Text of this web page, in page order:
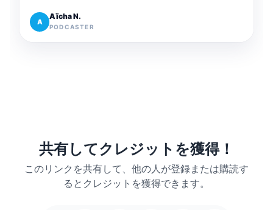
A
Aïcha N.
PODCASTER
共有してクレジットを獲得！
このリンクを共有して、他の人が登録または購読す
るとクレジットを獲得できます。